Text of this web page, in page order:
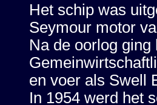
Het schip was
Seymour motor
Na de oorlog
en voer als Swell
In 1954 werd het